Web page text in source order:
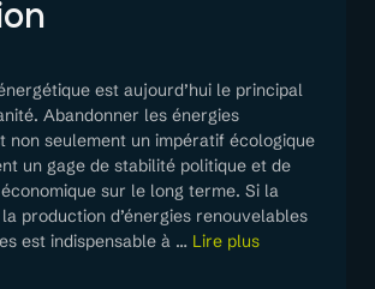
est aujourd’hui le principal
Abandonner les énergies
non seulement un impératif écologique
un gage de stabilité politique et de
sur le long terme. Si la
production d’énergies renouvelables
est indispensable à … Lire plus